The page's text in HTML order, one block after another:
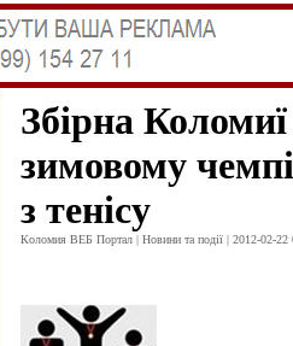
Збірна
зимовому
з тенісу
Коломия ВЕБ Портал | Новини та події | 2012-02-22